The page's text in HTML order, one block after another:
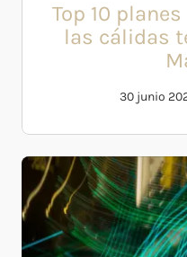
Top 10
las cálidas
30 junio